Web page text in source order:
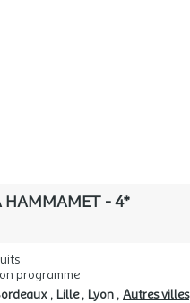
HAMMAMET - 4*
programme
Lille Lyon Autres villes